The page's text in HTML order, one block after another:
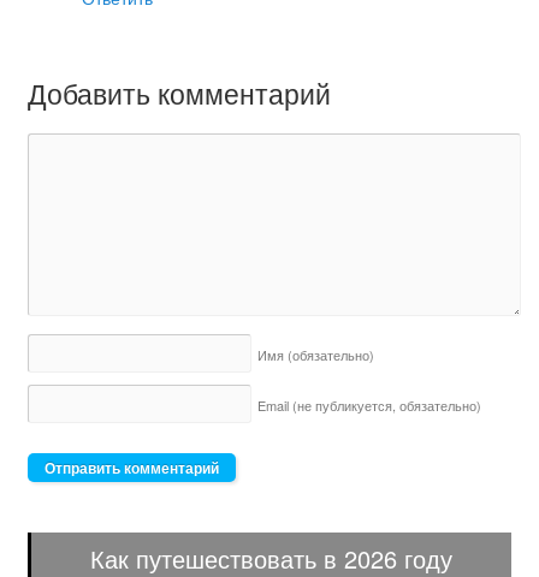
Добавить комментарий
Имя (обязательно)
Email (не публикуется, обязательно)
Как путешествовать в 2026 году